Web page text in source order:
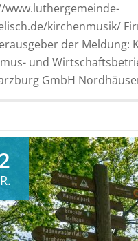
www.luthergemeinde-
kirchenmusik/
der Meldung:
und
GmbH